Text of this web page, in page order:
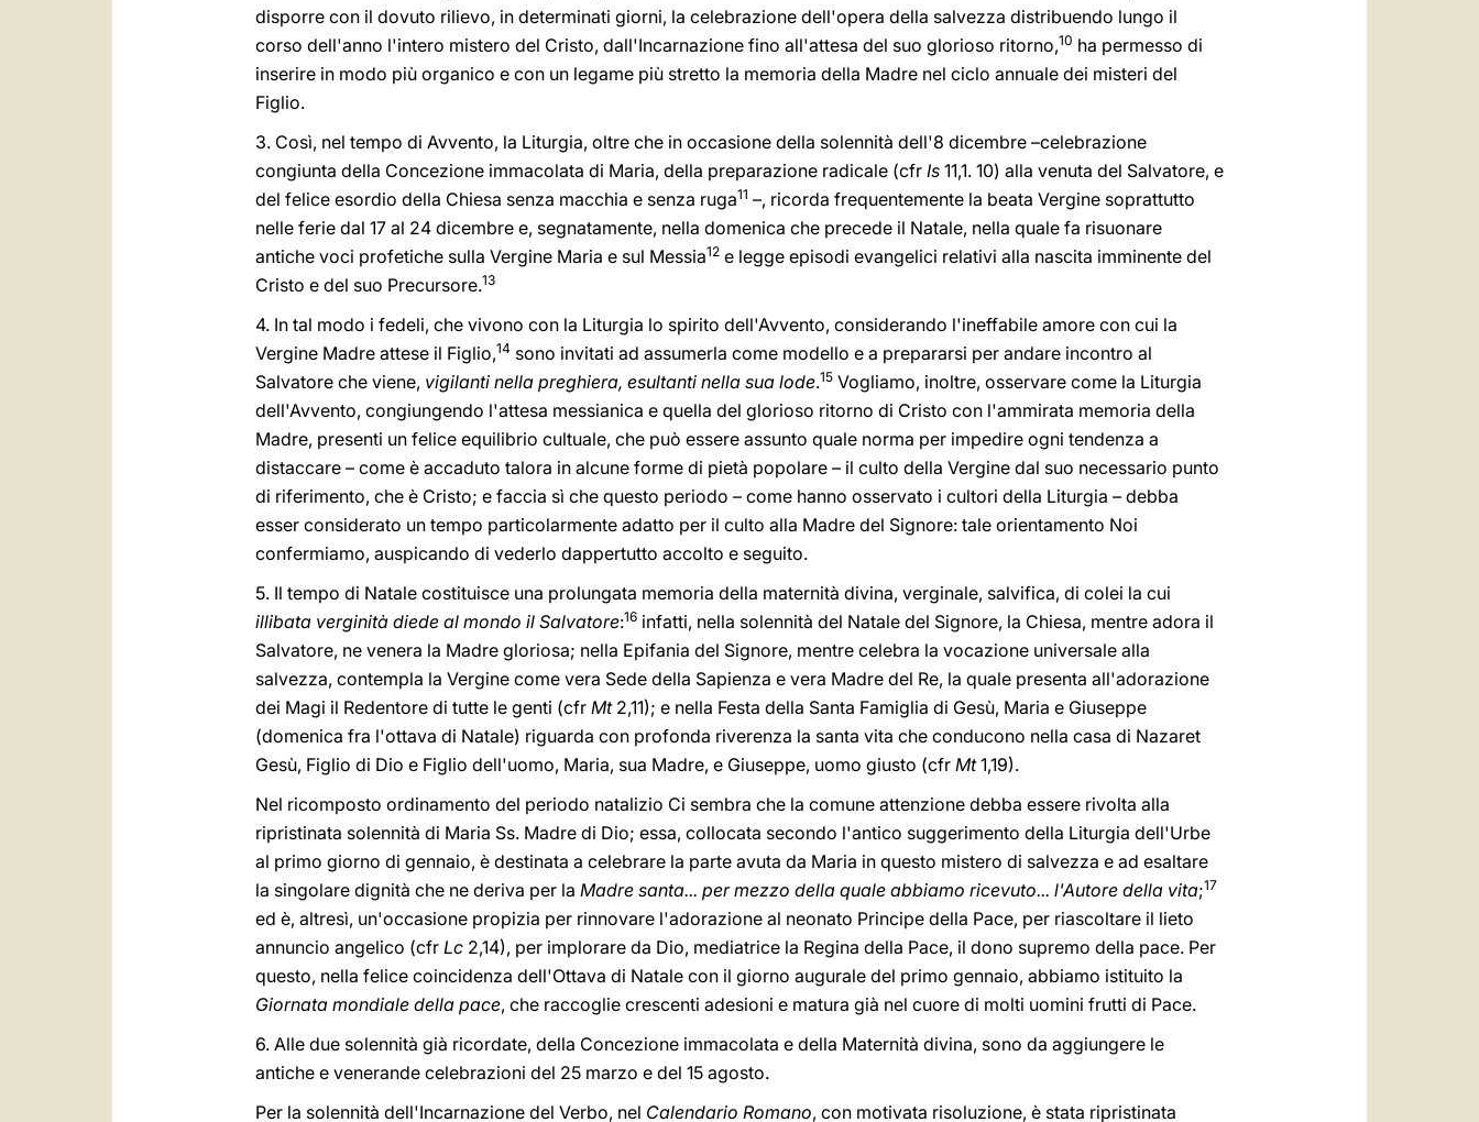
disporre con il dovuto rilievo, in determinati giorni, la celebrazione dell'opera della salvezza distribuendo lungo il
corso dell'anno l'intero mistero del Cristo, dall'Incarnazione fino all'attesa del suo glorioso ritorno,10 ha permesso di
inserire in modo più organico e con un legame più stretto la memoria della Madre nel ciclo annuale dei misteri del
Figlio.
3. Così, nel tempo di Avvento, la Liturgia, oltre che in occasione della solennità dell'8 dicembre –celebrazione
congiunta della Concezione immacolata di Maria, della preparazione radicale (cfr Is 11,1. 10) alla venuta del Salvatore, e
del felice esordio della Chiesa senza macchia e senza ruga11 –, ricorda frequentemente la beata Vergine soprattutto
nelle ferie dal 17 al 24 dicembre e, segnatamente, nella domenica che precede il Natale, nella quale fa risuonare
antiche voci profetiche sulla Vergine Maria e sul Messia12 e legge episodi evangelici relativi alla nascita imminente del
Cristo e del suo Precursore.13
4. In tal modo i fedeli, che vivono con la Liturgia lo spirito dell'Avvento, considerando l'ineffabile amore con cui la
Vergine Madre attese il Figlio,14 sono invitati ad assumerla come modello e a prepararsi per andare incontro al
Salvatore che viene, vigilanti nella preghiera, esultanti nella sua lode.15 Vogliamo, inoltre, osservare come la Liturgia
dell'Avvento, congiungendo l'attesa messianica e quella del glorioso ritorno di Cristo con l'ammirata memoria della
Madre, presenti un felice equilibrio cultuale, che può essere assunto quale norma per impedire ogni tendenza a
distaccare – come è accaduto talora in alcune forme di pietà popolare – il culto della Vergine dal suo necessario punto
di riferimento, che è Cristo; e faccia sì che questo periodo – come hanno osservato i cultori della Liturgia – debba
esser considerato un tempo particolarmente adatto per il culto alla Madre del Signore: tale orientamento Noi
confermiamo, auspicando di vederlo dappertutto accolto e seguito.
5. Il tempo di Natale costituisce una prolungata memoria della maternità divina, verginale, salvifica, di colei la cui
illibata verginità diede al mondo il Salvatore:16 infatti, nella solennità del Natale del Signore, la Chiesa, mentre adora il
Salvatore, ne venera la Madre gloriosa; nella Epifania del Signore, mentre celebra la vocazione universale alla
salvezza, contempla la Vergine come vera Sede della Sapienza e vera Madre del Re, la quale presenta all'adorazione
dei Magi il Redentore di tutte le genti (cfr Mt2,11); e nella Festa della Santa Famiglia di Gesù, Maria e Giuseppe
(domenica fra l'ottava di Natale) riguarda con profonda riverenza la santa vita che conducono nella casa di Nazaret
Gesù, Figlio di Dio e Figlio dell'uomo, Maria, sua Madre, e Giuseppe, uomo giusto (cfr Mt1,19).
Nel ricomposto ordinamento del periodo natalizio Ci sembra che la comune attenzione debba essere rivolta alla
ripristinata solennità di Maria Ss. Madre di Dio; essa, collocata secondo l'antico suggerimento della Liturgia dell'Urbe
al primo giorno di gennaio, è destinata a celebrare la parte avuta da Maria in questo mistero di salvezza e ad esaltare
la singolare dignità che ne deriva per la Madre santa... per mezzo della quale abbiamo ricevuto... l'Autore della vita;17
ed è, altresì, un'occasione propizia per rinnovare l'adorazione al neonato Principe della Pace, per riascoltare il lieto
annuncio angelico (cfr Lc 2,14), per implorare da Dio, mediatrice la Regina della Pace, il dono supremo della pace. Per
questo, nella felice coincidenza dell'Ottava di Natale con il giorno augurale del primo gennaio, abbiamo istituito la
Giornata mondiale della pace, che raccoglie crescenti adesioni e matura già nel cuore di molti uomini frutti di Pace.
6. Alle due solennità già ricordate, della Concezione immacolata e della Maternità divina, sono da aggiungere le
antiche e venerande celebrazioni del 25 marzo e del 15 agosto.
Per la solennità dell'Incarnazione del Verbo, nel Calendario Romano, con motivata risoluzione, è stata ripristinata